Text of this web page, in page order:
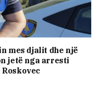
mes djalit dhe një
jetë nga arresti